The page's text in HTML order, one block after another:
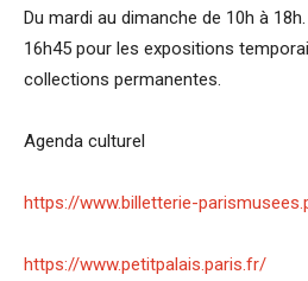
Du mardi au dimanche de 10h à
16h45 pour les expositions
collections permanentes.
Agenda culturel
https://www.billetterie-
https://www.petitpalais.paris.fr/